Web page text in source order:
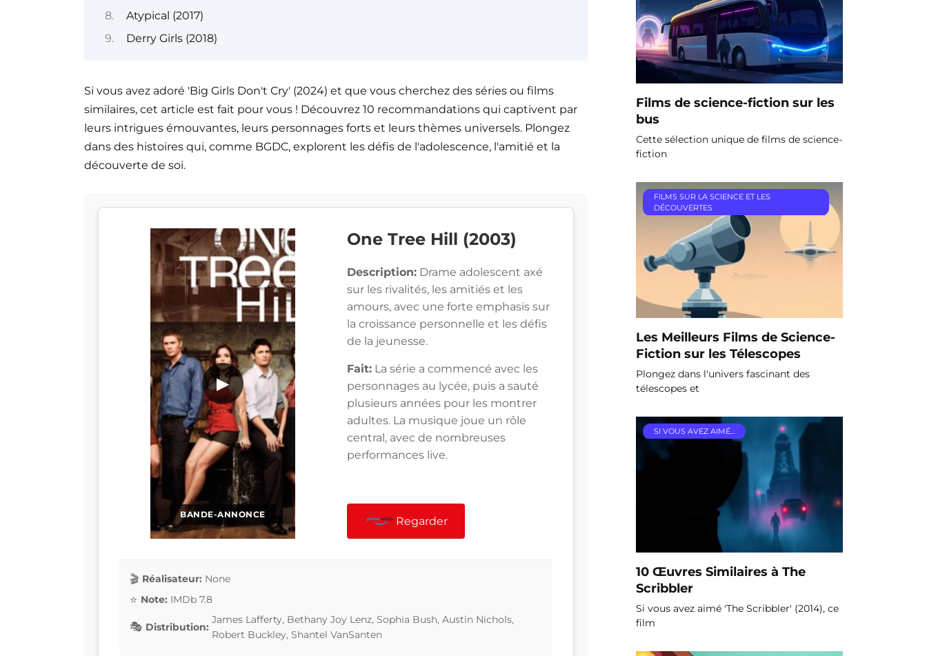
Atypical (2017)
Derry Girls (2018)
Si vous avez adoré 'Big Girls Don't Cry' (2024) et que vous cherchez des séries ou films
similaires, cet article est fait pour vous ! Découvrez 10 recommandations qui captivent par
leurs intrigues émouvantes, leurs personnages forts et leurs thèmes universels. Plongez
dans des histoires qui, comme BGDC, explorent les défis de l'adolescence, l'amitié et la
découverte de soi.
BANDE-ANNONCE
▶
One Tree Hill (2003)
Description: Drame adolescent axé
sur les rivalités, les amitiés et les
amours, avec une forte emphasis sur
la croissance personnelle et les défis
de la jeunesse.
Fait: La série a commencé avec les
personnages au lycée, puis a sauté
plusieurs années pour les montrer
adultes. La musique joue un rôle
central, avec de nombreuses
performances live.
Regarder
Réalisateur: None
Note: IMDb 7.8
Distribution:
James Lafferty, Bethany Joy Lenz, Sophia Bush, Austin Nichols,
Robert Buckley, Shantel VanSanten
Films de science-fiction sur les
bus
Cette sélection unique de films de science-
fiction
FILMS SUR LA SCIENCE ET LES
DÉCOUVERTES
Les Meilleurs Films de Science-
Fiction sur les Télescopes
Plongez dans l'univers fascinant des
télescopes et
SI VOUS AVEZ AIMÉ…
10 Œuvres Similaires à The
Scribbler
Si vous avez aimé 'The Scribbler' (2014), ce
film